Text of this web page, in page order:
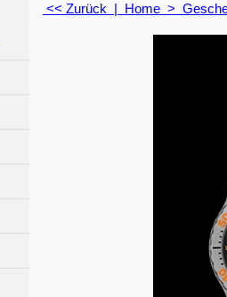
<< Zurück | Home >